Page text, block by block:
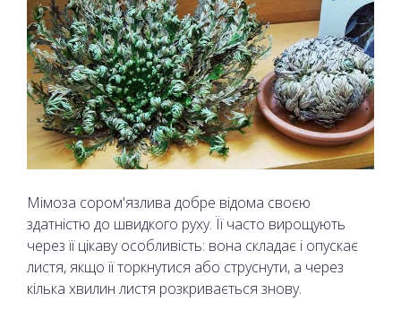
Мімоза сором'язлива добре відома своєю
здатністю до швидкого руху. Її часто вирощують
через її цікаву особливість: вона складає і опускає
листя, якщо її торкнутися або струснути, а через
кілька хвилин листя розкривається знову.